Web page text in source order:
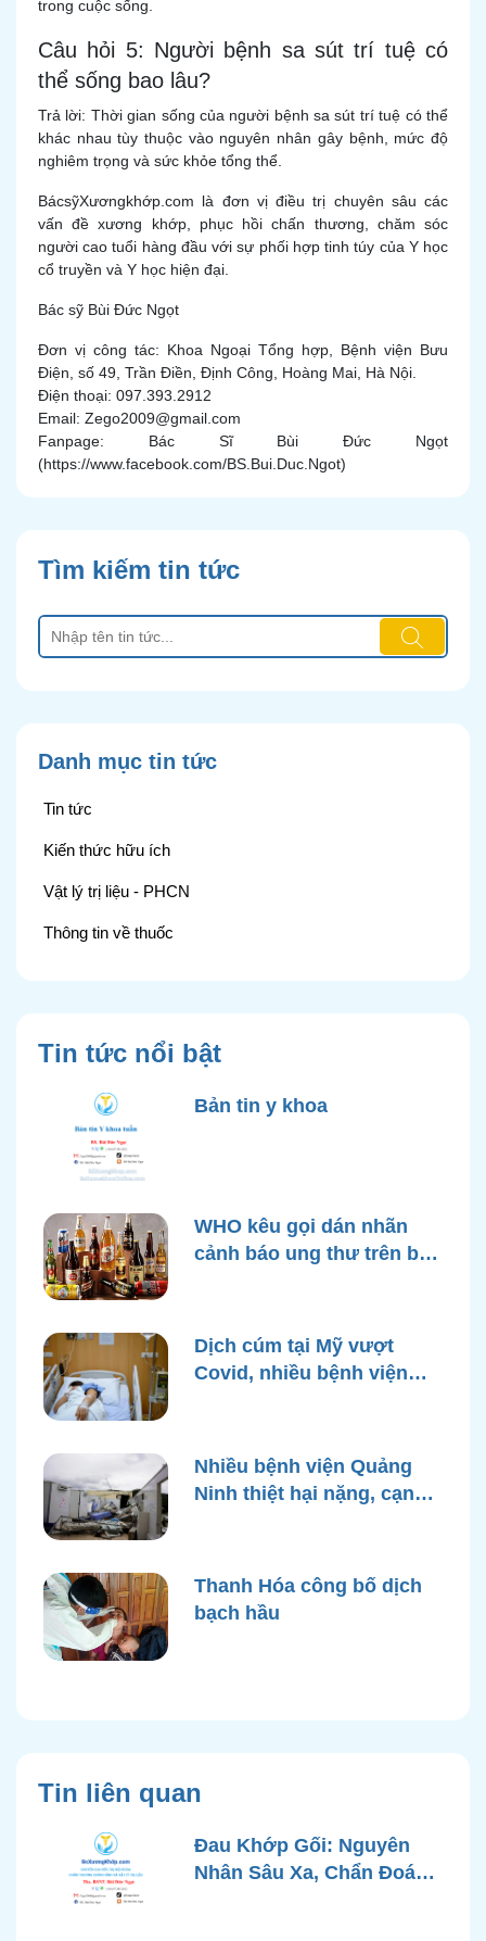
trong cuộc sống.
Câu hỏi 5: Người bệnh sa sút trí tuệ có
thể sống bao lâu?
Trả lời: Thời gian sống của người bệnh sa sút trí tuệ có thể
khác nhau tùy thuộc vào nguyên nhân gây bệnh, mức độ
nghiêm trọng và sức khỏe tổng thể.
BácsỹXươngkhớp.com là đơn vị điều trị chuyên sâu các
vấn đề xương khớp, phục hồi chấn thương, chăm sóc
người cao tuổi hàng đầu với sự phối hợp tinh túy của Y học
cổ truyền và Y học hiện đại.
Bác sỹ Bùi Đức Ngọt
Đơn vị công tác: Khoa Ngoại Tổng hợp, Bệnh viện Bưu
Điện, số 49, Trần Điền, Định Công, Hoàng Mai, Hà Nội.
Điện thoại: 097.393.2912
Email: Zego2009@gmail.com
Fanpage: Bác Sĩ Bùi Đức Ngọt
(https://www.facebook.com/BS.Bui.Duc.Ngot)
Tìm kiếm tin tức
Danh mục tin tức
Tin tức
Kiến thức hữu ích
Vật lý trị liệu - PHCN
Thông tin về thuốc
Tin tức nổi bật
Bản tin y khoa
WHO kêu gọi dán nhãn
cảnh báo ung thư trên bao
Dịch cúm tại Mỹ vượt
Covid, nhiều bệnh viện
Nhiều bệnh viện Quảng
Ninh thiệt hại nặng, cạn
Thanh Hóa công bố dịch
bạch hầu
Tin liên quan
Đau Khớp Gối: Nguyên
Nhân Sâu Xa, Chẩn Đoán